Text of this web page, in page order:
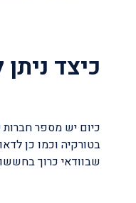
כיצד
כיום יש מספר חברות
בטורקיה וכמו כן
שבוודאי כרוך